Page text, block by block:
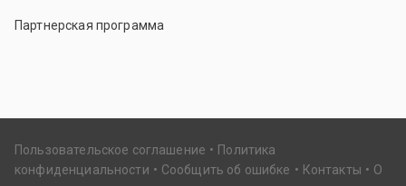
Партнерская программа
Пользовательское соглашение
Политика
конфиденциальности
Сообщить об ошибке Контакты
О